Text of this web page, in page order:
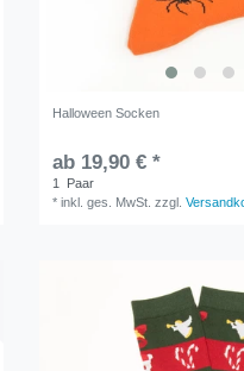
Halloween Socken
ab 19,90 € *
1
Paar
*inkl. ges. MwSt. zzgl.